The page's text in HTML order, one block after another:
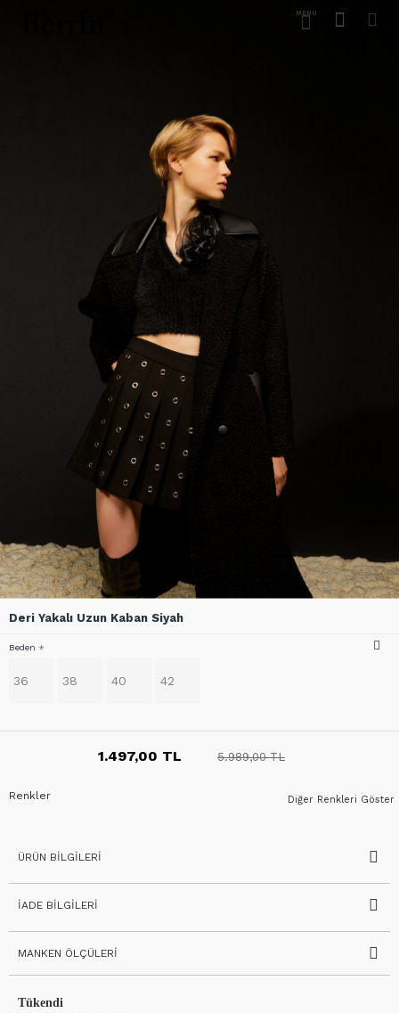
Deri Yakalı Uzun Kaban Siyah
Tükendi
1.497,00 TL 5.989,00 TL
Beden
36 38 40 42
Diğer Renkleri Göster
Renkler
ÜRÜN BILGILERI
İADE BILGILERI
MANKEN ÖLÇÜLERI